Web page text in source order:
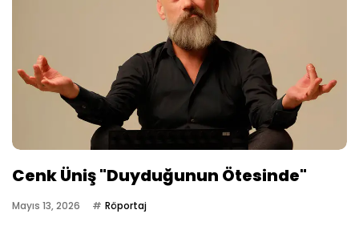
Cenk Üniş "Duyduğunun Ötesinde"
Mayıs 13, 2026 Röportaj